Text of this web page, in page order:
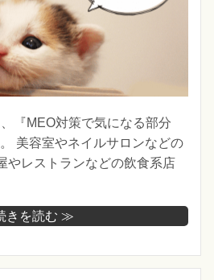
『MEO対策で気になる部分
美容室やネイルサロンなどの
やレストランなどの飲食系店
きを読む ≫